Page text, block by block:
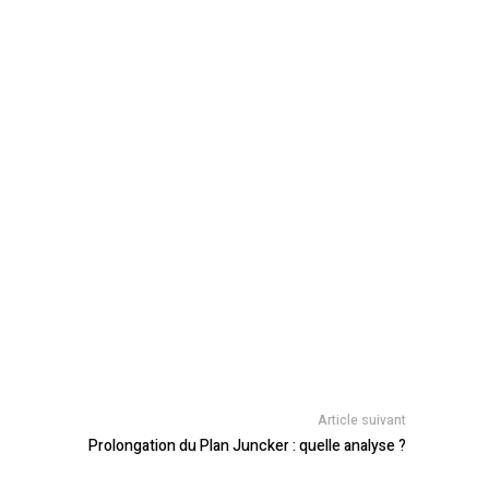
Article suivant
Prolongation du Plan Juncker : quelle analyse ?